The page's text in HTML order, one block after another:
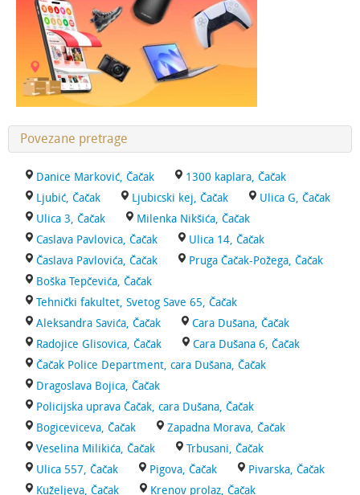
Povezane pretrage
Danice Marković, Čačak
1300 kaplara, Čačak
Ljubić, Čačak
Ljubicski kej, Čačak
Ulica G, Čačak
Ulica 3, Čačak
Milenka Nikšića, Čačak
Caslava Pavlovica, Čačak
Ulica 14, Čačak
Časlava Pavlovića, Čačak
Pruga Čačak-Požega, Čačak
Boška Tepčevića, Čačak
Tehnički fakultet, Svetog Save 65, Čačak
Aleksandra Savića, Čačak
Cara Dušana, Čačak
Radojice Glisovica, Čačak
Cara Dušana 6, Čačak
Čačak Police Department, cara Dušana, Čačak
Dragoslava Bojica, Čačak
Policijska uprava Čačak, cara Dušana, Čačak
Bogiceviceva, Čačak
Zapadna Morava, Čačak
Veselina Milikića, Čačak
Trbusani, Čačak
Ulica 557, Čačak
Pigova, Čačak
Pivarska, Čačak
Kuželjeva, Čačak
Krenov prolaz, Čačak